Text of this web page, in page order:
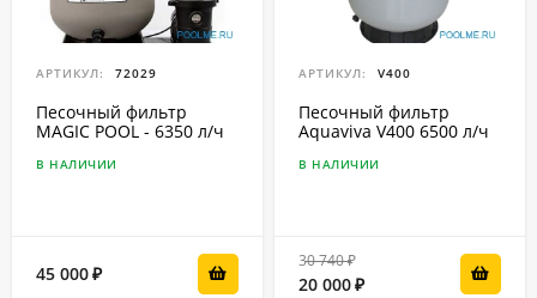
АРТИКУЛ: 72029
Песочный фильтр
MAGIC POOL - 6350 л/ч
В НАЛИЧИИ
45 000₽
АРТИКУЛ: V400
Песочный фильтр
Aquaviva V400 6500 л/ч
В НАЛИЧИИ
30 740 ₽
20 000₽